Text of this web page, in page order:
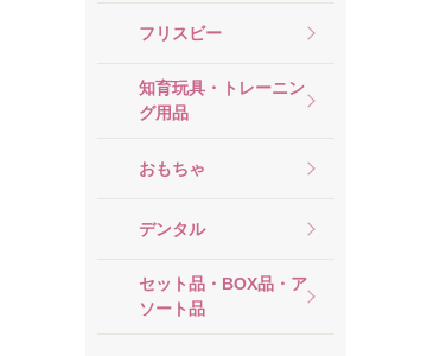
フリスビー
知育玩具・トレーニン
グ用品
おもちゃ
デンタル
セット品・BOX品・ア
ソート品